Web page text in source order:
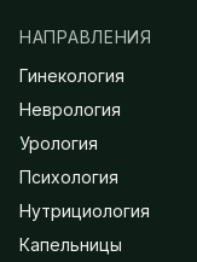
НАПРАВЛЕНИЯ
Гинекология
Неврология
Урология
Психология
Нутрициология
Капельницы